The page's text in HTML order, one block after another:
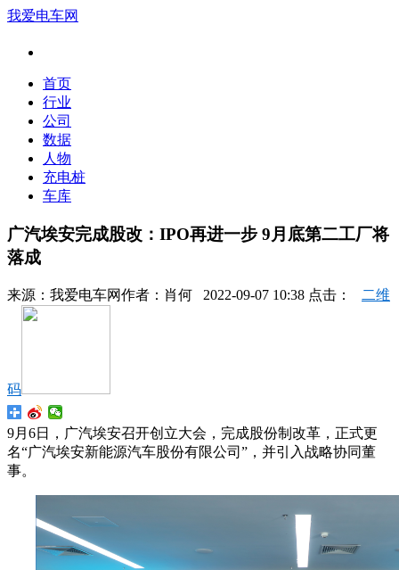
我爱电车网
首页
行业
公司
数据
人物
充电桩
车库
广汽埃安完成股改：IPO再进一步 9月底第二工厂将
落成
来源： 我爱电车网作者： 肖何 2022-09-07 10:38 点击： 二维
码
9月6日，广汽埃安召开创立大会，完成股份制改革，正式更
名“广汽埃安新能源汽车股份有限公司”，并引入战略协同董
事。